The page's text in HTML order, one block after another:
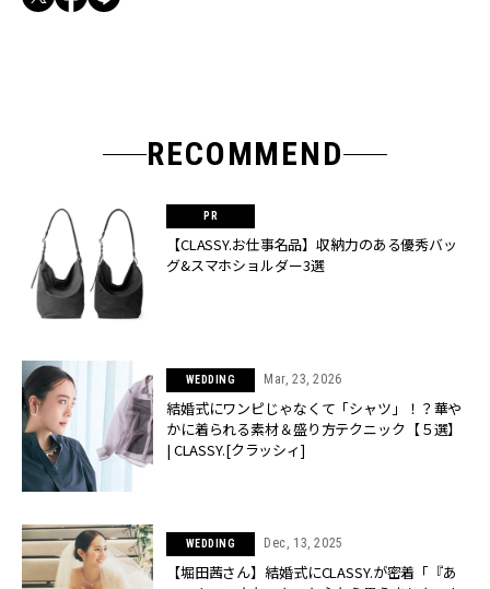
RECOMMEND
【CLASSY.お仕事名品】収納力のある優秀バッ
グ&スマホショルダー3選
WEDDING Mar, 23, 2026
結婚式にワンピじゃなくて「シャツ」！？華や
かに着られる素材＆盛り方テクニック【５選】
| CLASSY.[クラッシィ]
WEDDING Dec, 13, 2025
【堀田茜さん】結婚式にCLASSY.が密着「『あ